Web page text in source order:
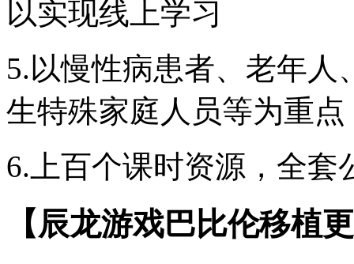
以实现线上学习
5.以慢性病患者、老年
生特殊家庭人员等为重点
6.上百个课时资源，全套
【辰龙游戏巴比伦移植